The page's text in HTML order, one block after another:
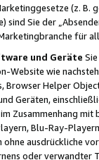
(z. B.
Sie der
für
und Geräte
Website wie
Helper
Geräten,
Zusammenhang
Blu-Ray-
ohne ausdrückliche
oder